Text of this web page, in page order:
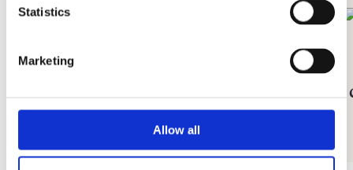
Statistics
Marketing
Allow all
Détergent intense